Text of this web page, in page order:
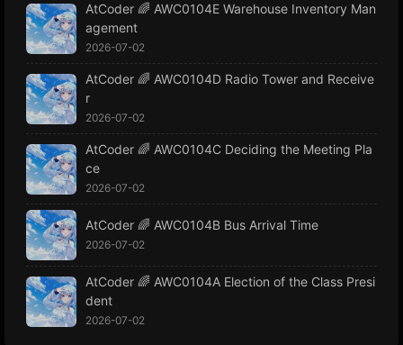
AtCoder 🌈 AWC0104E Warehouse Inventory Man
agement
2026-07-02
AtCoder 🌈 AWC0104D Radio Tower and Receive
r
2026-07-02
AtCoder 🌈 AWC0104C Deciding the Meeting Pla
ce
2026-07-02
AtCoder 🌈 AWC0104B Bus Arrival Time
2026-07-02
AtCoder 🌈 AWC0104A Election of the Class Presi
dent
2026-07-02